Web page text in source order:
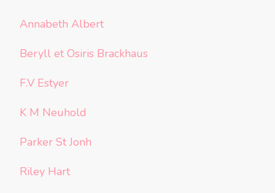
Annabeth Albert
Beryll et Osiris Brackhaus
F.V Estyer
K M Neuhold
Parker St Jonh
Riley Hart